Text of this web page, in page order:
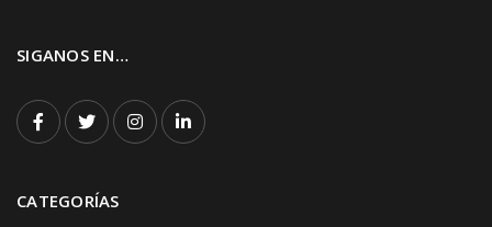
SIGANOS EN…
CATEGORÍAS